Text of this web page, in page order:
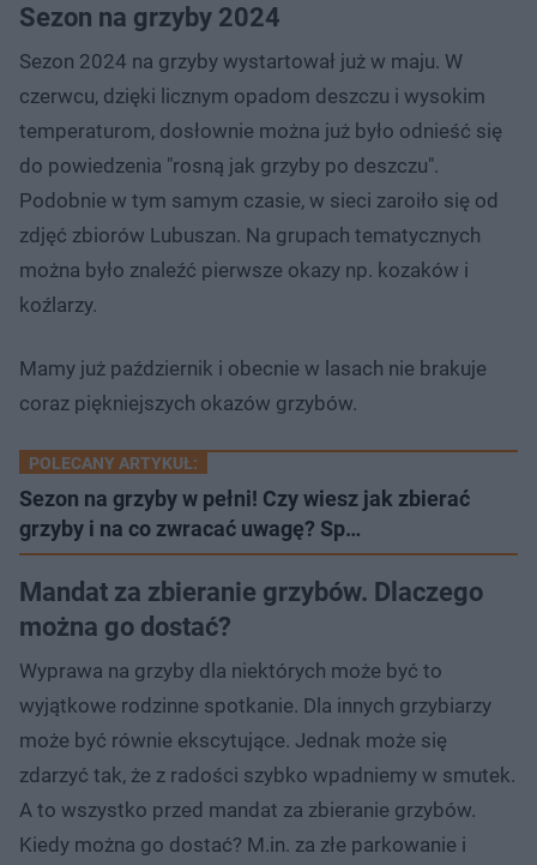
Sezon na grzyby 2024
Sezon 2024 na grzyby wystartował już w maju. W
czerwcu, dzięki licznym opadom deszczu i wysokim
temperaturom, dosłownie można już było odnieść się
do powiedzenia "rosną jak grzyby po deszczu".
Podobnie w tym samym czasie, w sieci zaroiło się od
zdjęć zbiorów Lubuszan. Na grupach tematycznych
można było znaleźć pierwsze okazy np. kozaków i
koźlarzy.
Mamy już październik i obecnie w lasach nie brakuje
coraz piękniejszych okazów grzybów.
POLECANY ARTYKUŁ:
Sezon na grzyby w pełni! Czy wiesz jak zbierać
grzyby i na co zwracać uwagę? Sp…
Mandat za zbieranie grzybów. Dlaczego
można go dostać?
Wyprawa na grzyby dla niektórych może być to
wyjątkowe rodzinne spotkanie. Dla innych grzybiarzy
może być równie ekscytujące. Jednak może się
zdarzyć tak, że z radości szybko wpadniemy w smutek.
A to wszystko przed mandat za zbieranie grzybów.
Kiedy można go dostać? M.in. za złe parkowanie i